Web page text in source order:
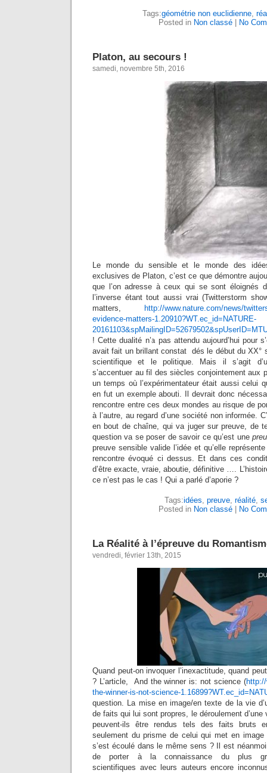
Tags:géométrie non euclidienne,
Posted in Non classé| No
Platon, au secours !
samedi, novembre 5th, 2016
Le monde du sensible et le monde des
exclusives de Platon, c’est ce que démontre
que l’on adresse à ceux qui se sont éloignés
l’inverse étant tout aussi vrai (Twitterstorm
matters,
http://www.nature.com/news/
evidence-matters-1.20910?WT.ec_id=NATURE-
! Cette dualité n’a pas attendu aujourd’hui pour
avait fait un brillant constat dés le début du XX°
scientifique et le politique. Mais il s’agit
s’accentuer au fil des siècles conjointement aux
un temps où l’expérimentateur était aussi celui
en fut un exemple abouti. Il devrait donc
rencontre entre ces deux mondes au risque de
à l’autre, au regard d’une société non informée.
en bout de chaîne, qui va juger sur preuve, de
question va se poser de savoir ce qu’est une
preuve sensible valide l’idée et qu’elle
rencontre évoqué ci dessus. Et dans ces
d’être exacte, vraie, aboutie, définitive ….
ce n’est pas le cas ! Qui a parlé d’aporie ?
Tags:idées, preuve, réalité,
Posted in Non classé| No
La Réalité à l’épreuve du
vendredi, février 13th, 2015
Quand peut-on invoquer l’inexactitude, quand
? L’article, And the winner is: not science (
the-winner-is-not-science-
question. La mise en image/en texte de la vie
de faits qui lui sont propres, le déroulement
peuvent-ils être rendus tels des faits bruts
seulement du prisme de celui qui met en
s’est écoulé dans le même sens ? Il est
de porter à la connaissance du plus
scientifiques avec leurs auteurs encore